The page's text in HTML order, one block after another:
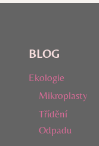
BLOG
Ekologie
Mikroplasty
Třídění
Odpadu